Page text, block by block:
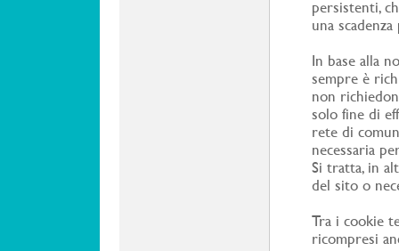
persistenti,
una
In base alla
sempre è
non
solo fine di
rete di
necessaria
Si tratta, in
del sito o
Tra i cookie
ricompresi